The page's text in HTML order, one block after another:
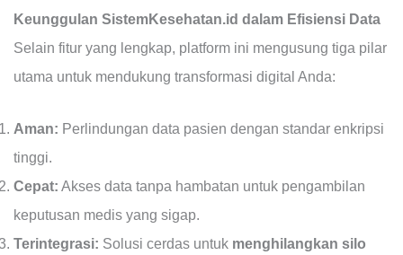
Keunggulan SistemKesehatan.id dalam Efisiensi Data
Selain fitur yang lengkap, platform ini mengusung tiga pilar
utama untuk mendukung transformasi digital Anda:
Aman: Perlindungan data pasien dengan standar enkripsi
tinggi.
Cepat: Akses data tanpa hambatan untuk pengambilan
keputusan medis yang sigap.
Terintegrasi: Solusi cerdas untuk menghilangkan silo